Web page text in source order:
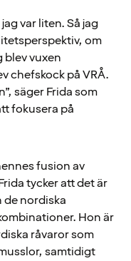
var liten. Så jag
om
blev vuxen
chefskock på VRÅ.
säger Frida som
fokusera på
fusion av
tycker att det är
de nordiska
Hon är
råvaror som
samtidigt